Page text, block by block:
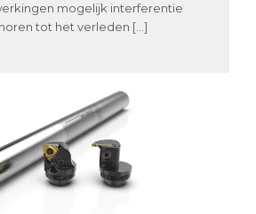
mogelijk interferentie
tot het verleden […]